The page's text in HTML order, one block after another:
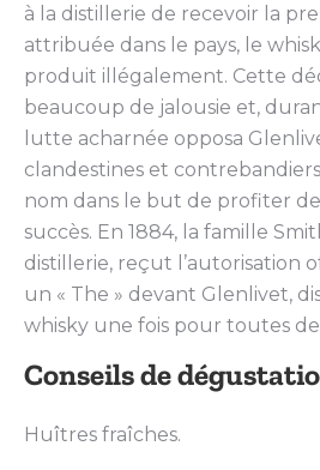
à la distillerie de recevoir la
attribuée dans le pays, le
produit illégalement. Cette
beaucoup de jalousie et,
lutte acharnée opposa
clandestines et
nom dans le but de profiter
succès. En 1884, la famille
distillerie, reçut l’autorisation
un « The » devant Glenlivet,
whisky une fois pour toutes
Conseils de
Huîtres fraîches.